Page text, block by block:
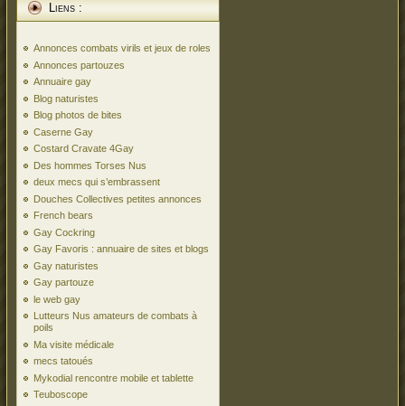
Liens :
Annonces combats virils et jeux de roles
Annonces partouzes
Annuaire gay
Blog naturistes
Blog photos de bites
Caserne Gay
Costard Cravate 4Gay
Des hommes Torses Nus
deux mecs qui s’embrassent
Douches Collectives petites annonces
French bears
Gay Cockring
Gay Favoris : annuaire de sites et blogs
Gay naturistes
Gay partouze
le web gay
Lutteurs Nus amateurs de combats à
poils
Ma visite médicale
mecs tatoués
Mykodial rencontre mobile et tablette
Teuboscope